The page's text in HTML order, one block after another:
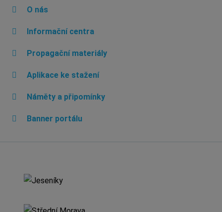
O nás
Informační centra
Propagační materiály
Aplikace ke stažení
Náměty a připomínky
Banner portálu